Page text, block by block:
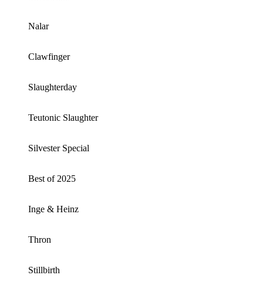
Nalar
Clawfinger
Slaughterday
Teutonic Slaughter
Silvester Special
Best of 2025
Inge & Heinz
Thron
Stillbirth